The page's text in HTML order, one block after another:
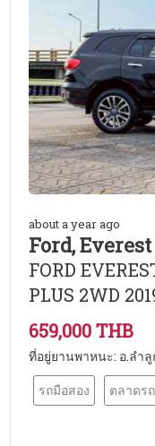
about a year ago
Ford, Everest
FORD
PLUS 2WD
659,000 THB
ที่อยู่ยานพาหนะ: อ.ลำ
รถมือสอง
ตลาดรถ